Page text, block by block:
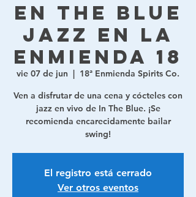
En The Blue
Jazz en la
Enmienda 18
vie 07 de jun
  |
18ª Enmienda Spirits Co.
Ven a disfrutar de una cena y cócteles con
jazz en vivo de In The Blue. ¡Se
recomienda encarecidamente bailar
swing!
El registro está cerrado
Ver otros eventos